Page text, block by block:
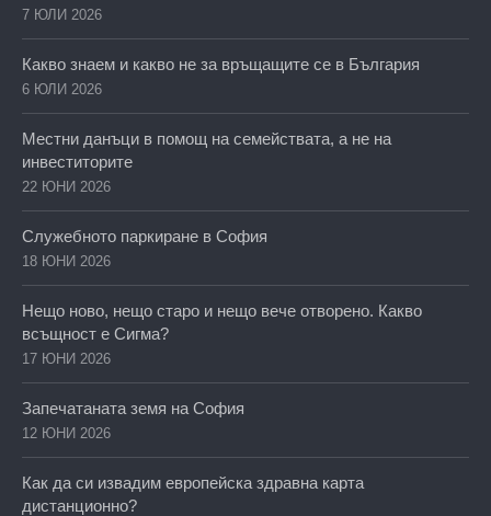
7 ЮЛИ 2026
Какво знаем и какво не за връщащите се в България
6 ЮЛИ 2026
Местни данъци в помощ на семействата, а не на
инвеститорите
22 ЮНИ 2026
Служебното паркиране в София
18 ЮНИ 2026
Нещо ново, нещо старо и нещо вече отворено. Какво
всъщност е Сигма?
17 ЮНИ 2026
Запечатаната земя на София
12 ЮНИ 2026
Как да си извадим европейска здравна карта
дистанционно?